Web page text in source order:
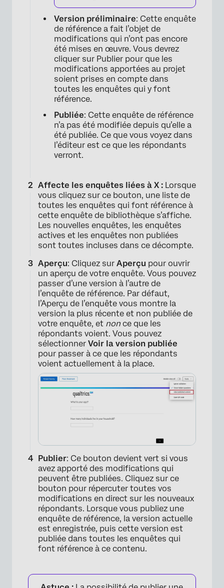
×
Version préliminaire: Cette enquête
de référence a fait l’objet de
modifications qui n’ont pas encore
été mises en œuvre. Vous devrez
cliquer sur Publier pour que les
modifications apportées au projet
soient prises en compte dans
toutes les enquêtes qui y font
référence.
Publiée: Cette enquête de référence
n’a pas été modifiée depuis qu’elle a
été publiée. Ce que vous voyez dans
l’éditeur est ce que les répondants
verront.
Affecte les enquêtes liées à X : Lorsque
vous cliquez sur ce bouton, une liste de
toutes les enquêtes qui font référence à
cette enquête de bibliothèque s’affiche.
Les nouvelles enquêtes, les enquêtes
actives et les enquêtes non publiées
sont toutes incluses dans ce décompte.
Aperçu: Cliquez sur Aperçu pour ouvrir
un aperçu de votre enquête. Vous pouvez
passer d’une version à l’autre de
l’enquête de référence. Par défaut,
l’Aperçu de l’enquête vous montre la
version la plus récente et non publiée de
votre enquête, et non ce que les
répondants voient. Vous pouvez
sélectionner Voir la version publiée
pour passer à ce que les répondants
voient actuellement à la place.
Publier: Ce bouton devient vert si vous
avez apporté des modifications qui
peuvent être publiées. Cliquez sur ce
bouton pour répercuter toutes vos
modifications en direct sur les nouveaux
répondants. Lorsque vous publiez une
enquête de référence, la version actuelle
est enregistrée, puis cette version est
publiée dans toutes les enquêtes qui
font référence à ce contenu.